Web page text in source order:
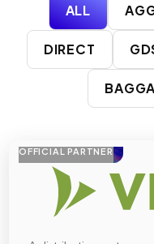
ALL
DIRECT
OFFICIAL PARTNER